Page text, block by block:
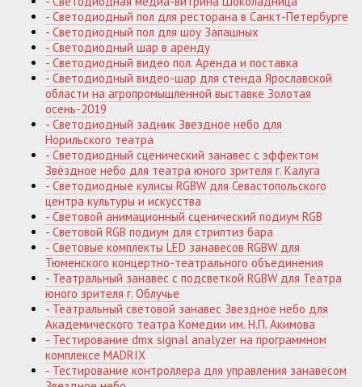
- Светодиодный пол для ресторана в Санкт-Петербурге
- Светодиодный пол для шоу Запашных
- Светодиодный шар в аренду
- Светодиодный видео пол. Аренда и поставка
- Светодиодный видео-шар для стенда Ярославской
области на агропромышленной выставке Золотая
осень-2019
- Светодиодный задник Звездное небо для
Норильского театра
- Светодиодный сценический занавес с эффектом
Звёздное небо для театра юного зрителя г. Калуга
- Светодиодные кулисы RGBW для Севастопольского
центра культуры и искусства
- Световой анимационный сценический подиум RGB
- Световой RGB подиум для стриптиз бара
- Световые комплекты LED занавесов RGBW для
Тюменского концертно-театрального объединения
- Театральный занавес с подсветкой RGBW для Театра
юного зрителя г. Облучье
- Театральный световой занавес Звездное небо для
Академического театра Комедии им. Н.П. Акимова
- Тестирование dmx signal analyzer на программном
комплексе MADRIX
- Тестирование контроллера для управления занавесом